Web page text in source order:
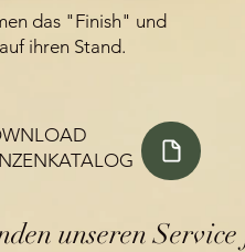
das "Finish" und
ihren Stand.
unseren